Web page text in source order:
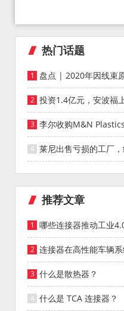
热门话题
盘点 | 2020年因线束
投资1.4亿元，安波福
能仓库
李尔收购M&N
统业务
莱尼出售亏损的工厂
投资者
推荐文章
哪些连接器推动工业
连接器在高性能车辆
什么是散热器？
什么是 TCA 连接器？